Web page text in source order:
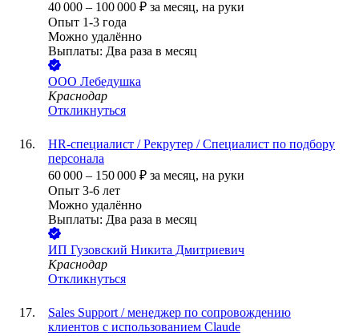
40 000 – 100 000 ₽ за месяц, на руки
Опыт 1-3 года
Можно удалённо
Выплаты: Два раза в месяц
ООО Лебедушка
Краснодар
Откликнуться
HR-специалист / Рекрутер / Специалист по подбору
персонала
60 000 – 150 000 ₽ за месяц, на руки
Опыт 3-6 лет
Можно удалённо
Выплаты: Два раза в месяц
ИП Гузовский Никита Дмитриевич
Краснодар
Откликнуться
Sales Support / менеджер по сопровождению
клиентов с использованием Claude